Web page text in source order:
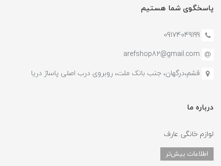
پاسخگوی شما هستیم
09174049199
arefshop82@gmail.com
قشم،درگهان، جنب بانک ملت، روبروی درب اصلی پاساژ دریا
درباره ما
لوازم خانگی عارف
اطلاعات بیش‌تر